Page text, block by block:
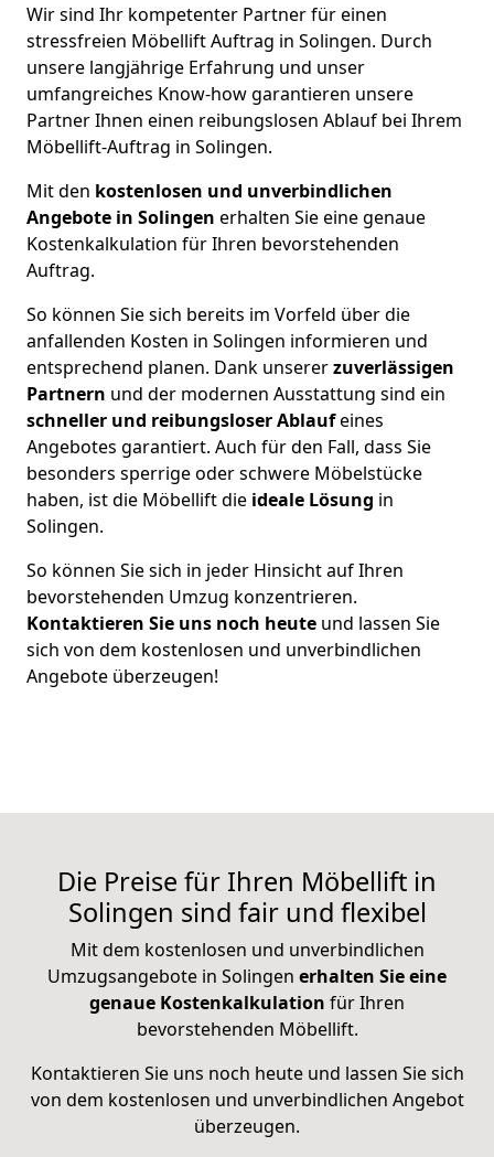
Wir sind Ihr kompetenter Partner für einen
stressfreien Möbellift Auftrag in Solingen. Durch
unsere langjährige Erfahrung und unser
umfangreiches Know-how garantieren unsere
Partner Ihnen einen reibungslosen Ablauf bei Ihrem
Möbellift-Auftrag in Solingen.
Mit den kostenlosen und unverbindlichen
Angebote in Solingen erhalten Sie eine genaue
Kostenkalkulation für Ihren bevorstehenden
Auftrag.
So können Sie sich bereits im Vorfeld über die
anfallenden Kosten in Solingen informieren und
entsprechend planen. Dank unsererzuverlässigen
Partnern und der modernen Ausstattung sind ein
schneller und reibungsloser Ablaufeines
Angebotes garantiert. Auch für den Fall, dass Sie
besonders sperrige oder schwere Möbelstücke
haben, ist die Möbellift die ideale Lösung in
Solingen.
So können Sie sich in jeder Hinsicht auf Ihren
bevorstehenden Umzug konzentrieren.
Kontaktieren Sie uns noch heute und lassen Sie
sich von dem kostenlosen und unverbindlichen
Angebote überzeugen!
Die Preise für Ihren Möbellift in
Solingen sind fair und flexibel
Mit dem kostenlosen und unverbindlichen
Umzugsangebote in Solingen erhalten Sie eine
genaue Kostenkalkulation für Ihren
bevorstehenden Möbellift.
Kontaktieren Sie uns noch heute und lassen Sie sich
von dem kostenlosen und unverbindlichen Angebot
überzeugen.